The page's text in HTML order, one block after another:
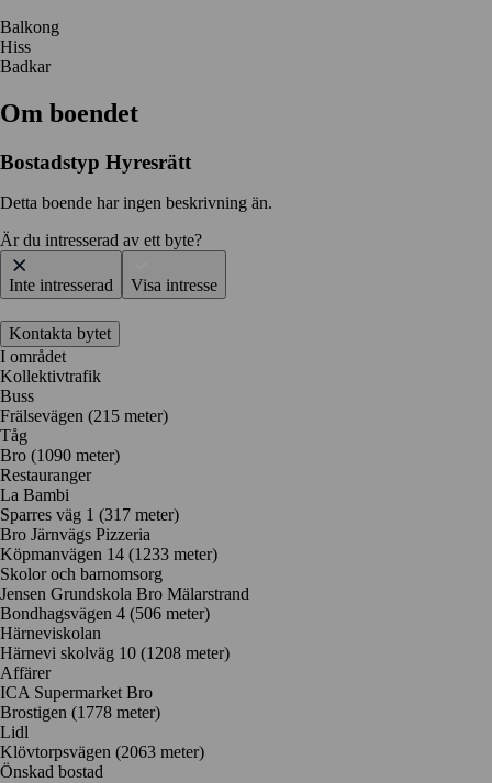
Balkong
Hiss
Badkar
Om boendet
Bostadstyp Hyresrätt
Detta boende har ingen beskrivning än.
Är du intresserad av ett byte?
Inte intresserad Visa intresse
Kontakta bytet
I området
Kollektivtrafik
Buss
Frälsevägen (215 meter)
Tåg
Bro (1090 meter)
Restauranger
La Bambi
Sparres väg 1 (317 meter)
Bro Järnvägs Pizzeria
Köpmanvägen 14 (1233 meter)
Skolor och barnomsorg
Jensen Grundskola Bro Mälarstrand
Bondhagsvägen 4 (506 meter)
Härneviskolan
Härnevi skolväg 10 (1208 meter)
Affärer
ICA Supermarket Bro
Brostigen (1778 meter)
Lidl
Klövtorpsvägen (2063 meter)
Önskad bostad